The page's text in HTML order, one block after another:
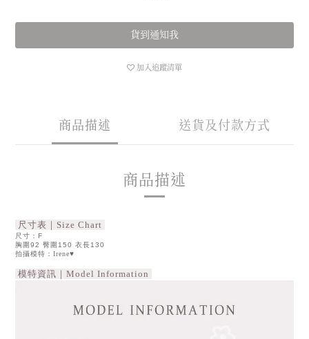
貨到通知我
加入追蹤清單
商品描述 送貨及付款方式
商品描述
尺寸表｜Size Chart
尺寸：F
胸圍92 臀圍150 衣長130
拍攝模特：Irene♥
模特資訊｜Model Information